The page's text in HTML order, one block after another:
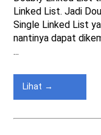
Linked List. Jadi
Single Linked List
nantinya dapat
...
Lihat →